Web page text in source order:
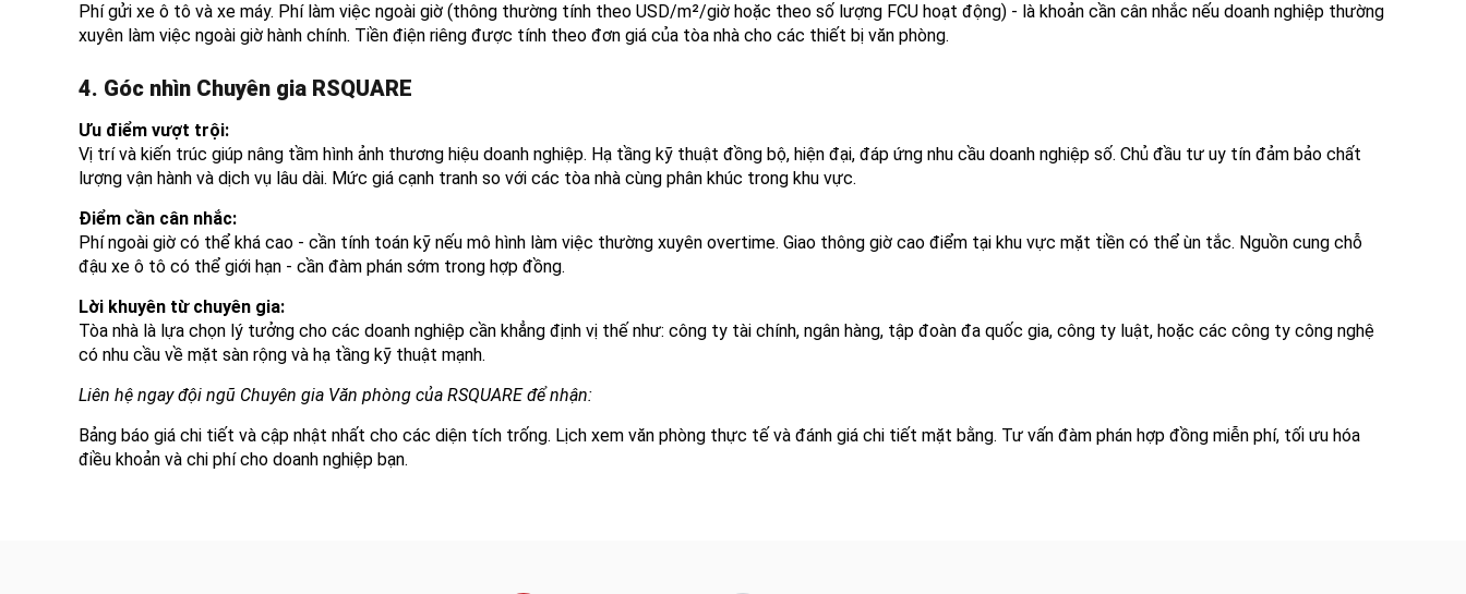
Phí gửi xe ô tô và xe máy. Phí làm việc ngoài giờ (thông thường tính theo USD/m²/giờ hoặc theo số lượng FCU hoạt động) - là khoản cần cân nhắc nếu doanh nghiệp thường
xuyên làm việc ngoài giờ hành chính. Tiền điện riêng được tính theo đơn giá của tòa nhà cho các thiết bị văn phòng.
4. Góc nhìn Chuyên gia RSQUARE
Ưu điểm vượt trội:
Vị trí và kiến trúc giúp nâng tầm hình ảnh thương hiệu doanh nghiệp. Hạ tầng kỹ thuật đồng bộ, hiện đại, đáp ứng nhu cầu doanh nghiệp số. Chủ đầu tư uy tín đảm bảo chất
lượng vận hành và dịch vụ lâu dài. Mức giá cạnh tranh so với các tòa nhà cùng phân khúc trong khu vực.
Điểm cần cân nhắc:
Phí ngoài giờ có thể khá cao - cần tính toán kỹ nếu mô hình làm việc thường xuyên overtime. Giao thông giờ cao điểm tại khu vực mặt tiền có thể ùn tắc. Nguồn cung chỗ
đậu xe ô tô có thể giới hạn - cần đàm phán sớm trong hợp đồng.
Lời khuyên từ chuyên gia:
Tòa nhà là lựa chọn lý tưởng cho các doanh nghiệp cần khẳng định vị thế như: công ty tài chính, ngân hàng, tập đoàn đa quốc gia, công ty luật, hoặc các công ty công nghệ
có nhu cầu về mặt sàn rộng và hạ tầng kỹ thuật mạnh.
Liên hệ ngay đội ngũ Chuyên gia Văn phòng của RSQUARE để nhận:
Bảng báo giá chi tiết và cập nhật nhất cho các diện tích trống. Lịch xem văn phòng thực tế và đánh giá chi tiết mặt bằng. Tư vấn đàm phán hợp đồng miễn phí, tối ưu hóa
điều khoản và chi phí cho doanh nghiệp bạn.